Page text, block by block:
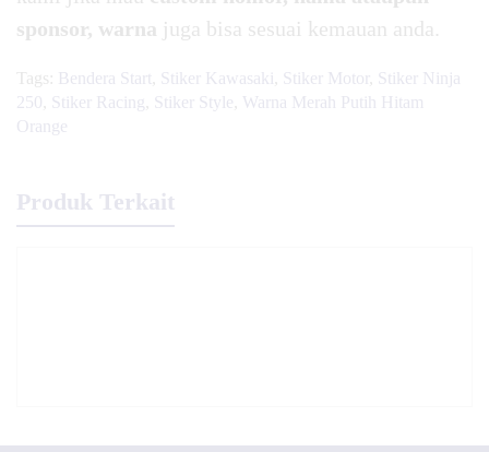
sponsor, warna juga bisa sesuai kemauan anda.
Tags: Bendera Start Stiker Kawasaki Stiker Motor
Stiker Ninja
250
Stiker Racing Stiker Style Warna Merah Putih Hitam
Orange
Produk Terkait